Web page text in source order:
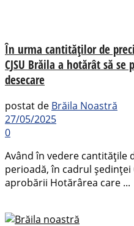
În urma cantităților de
CJSU Brăila a hotărât să
desecare
postat de Brăila Noastră
27/05/2025
0
Având în vedere cantitățile
perioadă, în cadrul ședinței
aprobării Hotărârea care ...